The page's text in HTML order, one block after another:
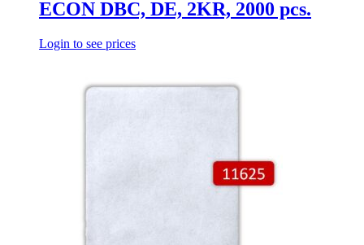
ECON DBC, DE, 2KR, 2000 pcs.
Login to see prices